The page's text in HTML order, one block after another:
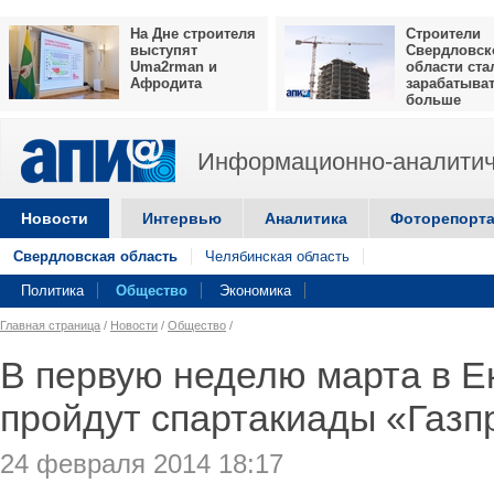
На Дне строителя
выступят
Uma2rman и
Афродита
Строители
области
больше
Информационно-
Новости Интервью Аналитика
Свердловская область Челябинская область
Политика Общество Экономика
Главная страница / Новости / Общество /
В первую неделю марта в
пройдут спартакиады
24 февраля 2014 18:17